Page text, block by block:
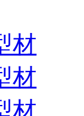
材
材
材